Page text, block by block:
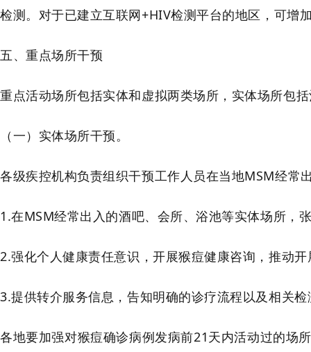
检测。对于已建立互联网+HIV检测平台的地区，可增
五、重点场所干预
重点活动场所包括实体和虚拟两类场所，实体场所包
（一）实体场所干预。
各级疾控机构负责组织干预工作人员在当地MSM经常
1.在MSM经常出入的酒吧、会所、浴池等实体场所，
2.强化个人健康责任意识，开展猴痘健康咨询，推动
3.提供转介服务信息，告知明确的诊疗流程以及相关
各地要加强对猴痘确诊病例发病前21天内活动过的场